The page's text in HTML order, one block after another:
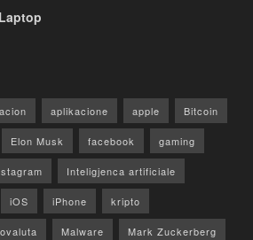
Laptop
aplikacione apple Bitcoin
Elon Musk facebook gaming
Inteligjenca artificiale
iOS iPhone kripto
Malware Mark Zuckerberg